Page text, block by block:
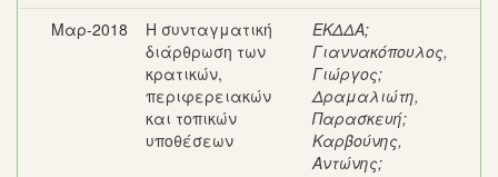
Μαρ-2018
Η συνταγματική
διάρθρωση των
κρατικών,
περιφερειακών
και τοπικών
υποθέσεων
ΕΚΔΔΑ;
Γιαννακόπουλος,
Γιώργος;
Δραμαλιώτη,
Παρασκευή;
Καρβούνης,
Αντώνης;